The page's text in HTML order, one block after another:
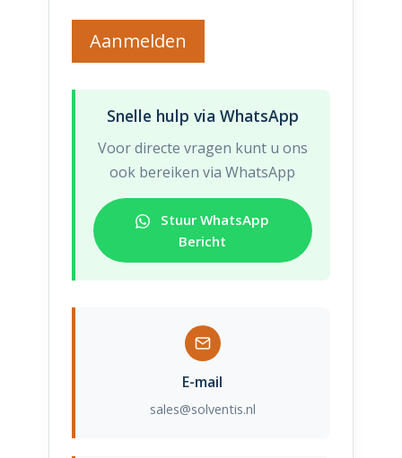
n
Aanmelden
Snelle hulp via WhatsApp
Voor directe vragen kunt u ons
ook bereiken via WhatsApp
Stuur WhatsApp
Bericht
E-mail
sales@solventis.nl